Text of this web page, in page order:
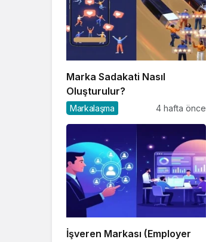
Marka Sadakati Nasıl
Oluşturulur?
Markalaşma 4 hafta önce
İşveren Markası (Employer